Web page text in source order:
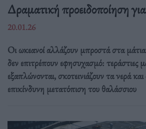
Δραματική προειδοποίηση
20.01.26
Οι ωκεανοί αλλάζουν μπροστά στα
δεν επιτρέπουν εφησυχασμό: τεράστιες
εξαπλώνονται, σκοτεινιάζουν τα νερά
επικίνδυνη μετατόπιση του θαλάσσιου